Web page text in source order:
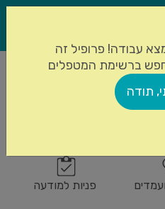
פניות למודעה
עבודה! פרופיל זה
ברשימת המטפלים
תודה